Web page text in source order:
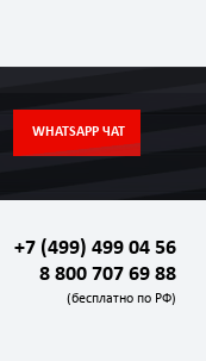
WHATSAPP ЧАТ
+7 (499) 499 04 56
8 800 707 69 88
(бесплатно по РФ)